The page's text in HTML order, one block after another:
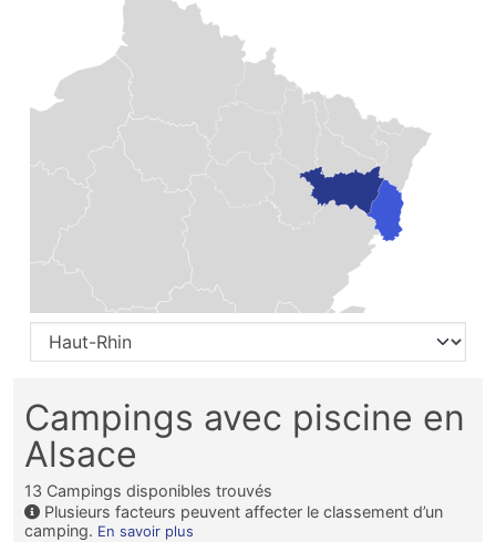
Campings avec piscine en
Alsace
13 Campings disponibles trouvés
Plusieurs facteurs peuvent affecter le classement d’un
camping. En savoir plus